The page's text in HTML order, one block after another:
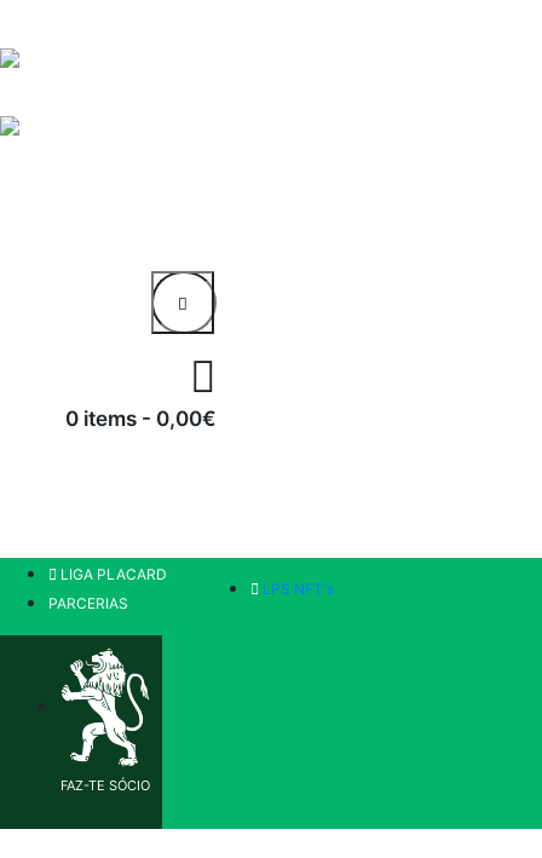
0 items - 0,00€
LIGA PLACARD
PARCERIAS
LPS NFT's
FAZ-TE SÓCIO